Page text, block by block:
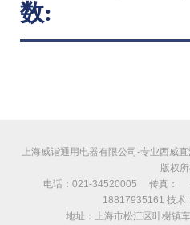
数:
上海威诣通用电器有限公司-专业西威
版权
电话：021-34520005 传真：
18817935161 技术
地址：上海市松江区叶榭镇